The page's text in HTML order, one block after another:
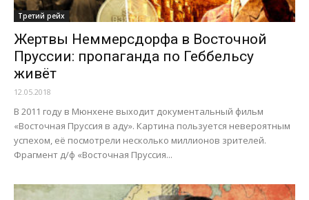
Третий рейх
Жертвы Неммерсдорфа в Восточной
Пруссии: пропаганда по Геббельсу
живёт
12.05.2018
В 2011 году в Мюнхене выходит документальный фильм
«Восточная Пруссия в аду». Картина пользуется невероятным
успехом, её посмотрели несколько миллионов зрителей.
Фрагмент д/ф «Восточная Пруссия...